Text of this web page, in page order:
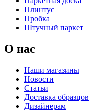
Плинтус
Пробка
Штучный паркет
О нас
Наши магазины
Новости
Статьи
Доставка образцов
Дизайнерам